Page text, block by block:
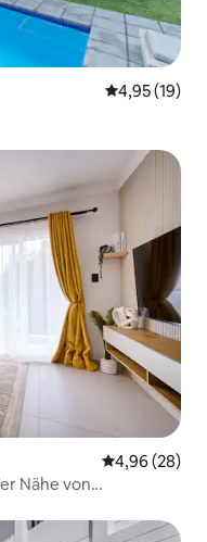
4,95 (19)
4,96 (28)
Nähe von